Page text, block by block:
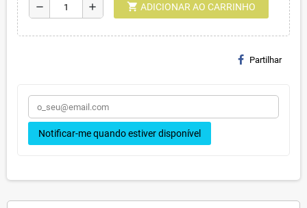
remove add shopping_cart ADICIONAR AO CARRINHO
Partilhar
Notificar-me quando estiver disponível